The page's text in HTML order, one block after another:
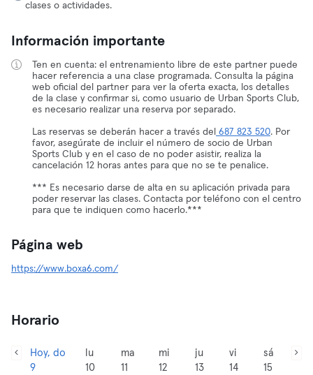
clases o actividades.
Información importante
Ten en cuenta: el entrenamiento libre de este partner puede
hacer referencia a una clase programada. Consulta la página
web oficial del partner para ver la oferta exacta, los detalles
de la clase y confirmar si, como usuario de Urban Sports Club,
es necesario realizar una reserva por separado.
Las reservas se deberán hacer a través del 687 823 520. Por
favor, asegúrate de incluir el número de socio de Urban
Sports Club y en el caso de no poder asistir, realiza la
cancelación 12 horas antes para que no se te penalice.
*** Es necesario darse de alta en su aplicación privada para
poder reservar las clases. Contacta por teléfono con el centro
para que te indiquen como hacerlo.***
Página web
https://www.boxa6.com/
Horario
Hoy, do
9
lu
10
ma
11
mi
12
ju
13
vi
14
sá
15